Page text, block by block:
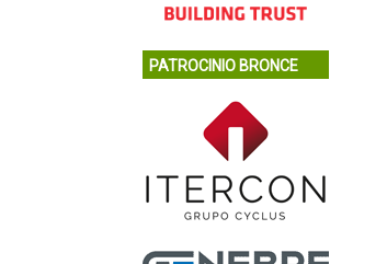
PATROCINIO BRONCE